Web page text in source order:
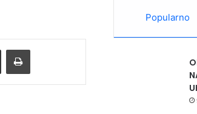
Podijeli putem Emaila Print
Popularno